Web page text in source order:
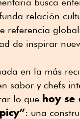
relación
referencia
de inspirar
en la más
sabor y chefs
lo que hoy se
: una